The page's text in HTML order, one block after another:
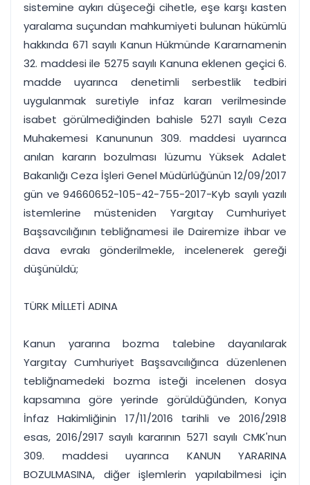
sistemine aykırı düşeceği cihetle, eşe karşı kasten
yaralama suçundan mahkumiyeti bulunan hükümlü
hakkında 671 sayılı Kanun Hükmünde Kararnamenin
32. maddesi ile 5275 sayılı Kanuna eklenen geçici 6.
madde uyarınca denetimli serbestlik tedbiri
uygulanmak suretiyle infaz kararı verilmesinde
isabet görülmediğinden bahisle 5271 sayılı Ceza
Muhakemesi Kanununun 309. maddesi uyarınca
anılan kararın bozulması lüzumu Yüksek Adalet
Bakanlığı Ceza İşleri Genel Müdürlüğünün 12/09/2017
gün ve 94660652-105-42-755-2017-Kyb sayılı yazılı
istemlerine müsteniden Yargıtay Cumhuriyet
Başsavcılığının tebliğnamesi ile Dairemize ihbar ve
dava evrakı gönderilmekle, incelenerek gereği
düşünüldü;
TÜRK MİLLETİ ADINA
Kanun yararına bozma talebine dayanılarak
Yargıtay Cumhuriyet Başsavcılığınca düzenlenen
tebliğnamedeki bozma isteği incelenen dosya
kapsamına göre yerinde görüldüğünden, Konya
İnfaz Hakimliğinin 17/11/2016 tarihli ve 2016/2918
esas, 2016/2917 sayılı kararının 5271 sayılı CMK'nun
309. maddesi uyarınca KANUN YARARINA
BOZULMASINA, diğer işlemlerin yapılabilmesi için